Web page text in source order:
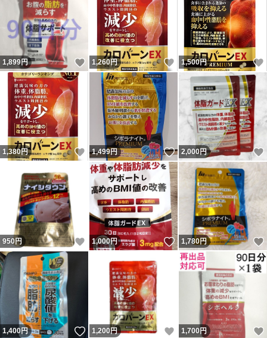
1,899円 いいね！
1,260円 いいね！
1,500円
1,380円 いいね！
1,499円 いいね！
2,000円
950円 いいね！
1,000円 いいね！
1,780円
1,400円 いいね！
1,200円 いいね！
1,700円